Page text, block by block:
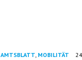
AMTSBLATT, MOBILITÄT